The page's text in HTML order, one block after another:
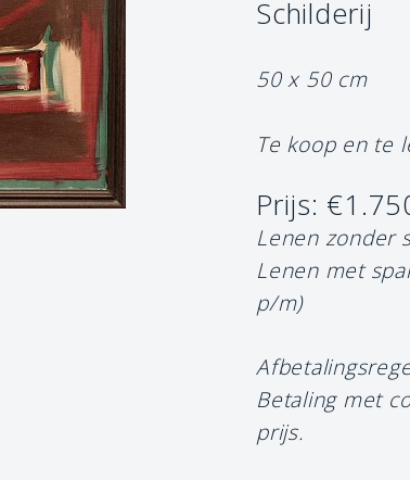
Schilderij
50 x 50 cm
Te koop en te
Prijs:
Lenen zonder
Lenen met
p/m)
Betaling met
prijs.